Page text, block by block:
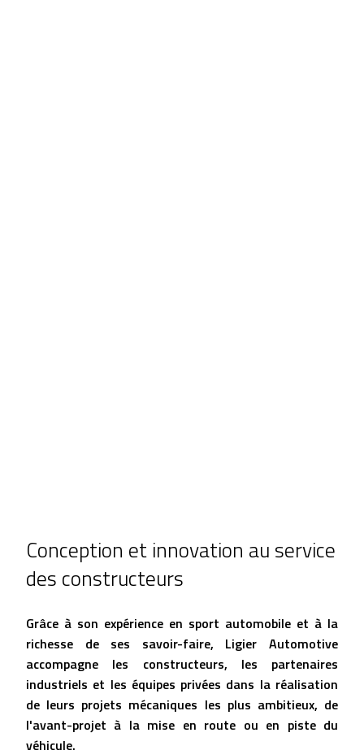
Conception et innovation au service
des constructeurs
Grâce à son expérience en sport automobile et à la
richesse de ses savoir-faire, Ligier Automotive
accompagne les constructeurs, les partenaires
industriels et les équipes privées dans la réalisation
de leurs projets mécaniques les plus ambitieux, de
l'avant-projet à la mise en route ou en piste du
véhicule.